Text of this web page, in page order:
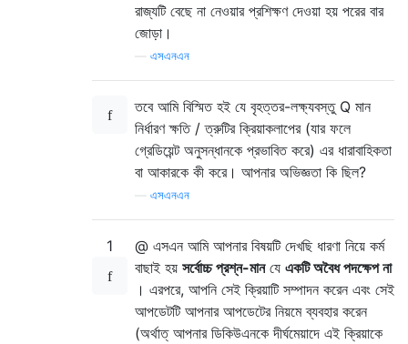
রাজ্যটি বেছে না নেওয়ার প্রশিক্ষণ দেওয়া হয় পরের বার
জোড়া।
এসএনএন
তবে আমি বিস্মিত হই যে বৃহত্তর-লক্ষ্যবস্তু Q মান
নির্ধারণ ক্ষতি / ত্রুটির ক্রিয়াকলাপের (যার ফলে
গ্রেডিয়েন্ট অনুসন্ধানকে প্রভাবিত করে) এর ধারাবাহিকতা
বা আকারকে কী করে। আপনার অভিজ্ঞতা কি ছিল?
এসএনএন
1
@ এসএন আমি আপনার বিষয়টি দেখছি ধারণা নিয়ে কর্ম
বাছাই হয় সর্বোচ্চ প্রশ্ন-মানযে একটি অবৈধ পদক্ষেপ না
। এরপরে, আপনি সেই ক্রিয়াটি সম্পাদন করেন এবং সেই
আপডেটটি আপনার আপডেটের নিয়মে ব্যবহার করেন
(অর্থাত্ আপনার ডিকিউএনকে দীর্ঘমেয়াদে এই ক্রিয়াকে